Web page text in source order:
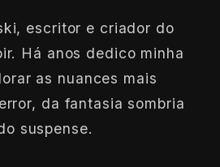
escritor e criador do
Há anos dedico minha
as nuances mais
da fantasia sombria
suspense.